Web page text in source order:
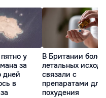
у
за
дней
в
В Британии
летальных
связали с
препаратами для
похудения